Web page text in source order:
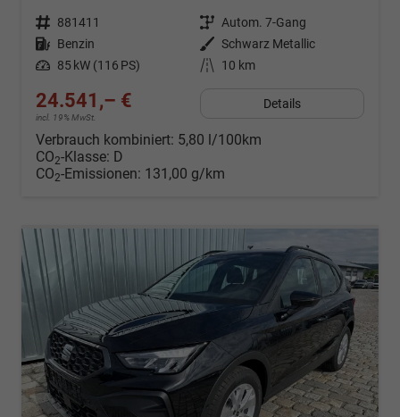
Fahrzeugnr. 881411 Getriebe Autom. 7-Gang
Kraftstoff Benzin Außenfarbe Schwarz Metallic
Leistung 85 kW (116 PS) Kilometerstand 10 km
24.541,– €
incl. 19% MwSt.
Details
Verbrauch kombiniert: 5,80 l/100km
CO2-Klasse: D
CO2-Emissionen: 131,00 g/km